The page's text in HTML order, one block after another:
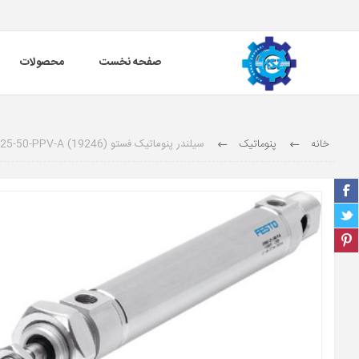
صفحه نخست محصولات
خانه پنوماتیک سیلندر پنوماتیک فستو (19246) DSNU-25-50-PPV-A